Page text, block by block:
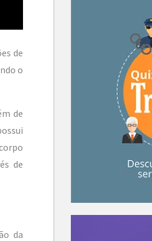
de
o
de
de
da